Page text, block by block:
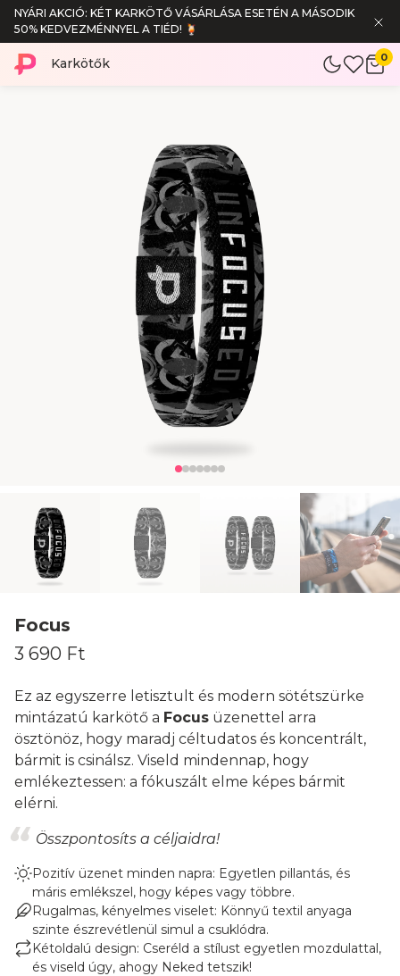
NYÁRI AKCIÓ: KÉT KARKÖTŐ VÁSÁRLÁSA ESETÉN A MÁSODIK
50% KEDVEZMÉNNYEL A TIÉD! 🍹
Karkötők 0
Focus
3 690 Ft
Ez az egyszerre letisztult és modern sötétszürke
mintázatú karkötő a Focus üzenettel arra
ösztönöz, hogy maradj céltudatos és koncentrált,
bármit is csinálsz. Viseld mindennap, hogy
emlékeztessen: a fókuszált elme képes bármit
elérni.
Összpontosíts a céljaidra!
Pozitív üzenet minden napra: Egyetlen pillantás, és
máris emlékszel, hogy képes vagy többre.
Rugalmas, kényelmes viselet: Könnyű textil anyaga
szinte észrevétlenül simul a csuklódra.
Kétoldalú design: Cseréld a stílust egyetlen mozdulattal,
és viseld úgy, ahogy Neked tetszik!